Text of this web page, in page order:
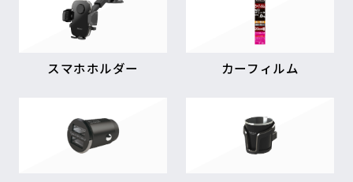
スマホホルダー カーフィルム